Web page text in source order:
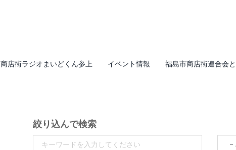
商店街ラジオまいどくん参上 イベント情報 福島市商店街連合会
絞り込んで検索